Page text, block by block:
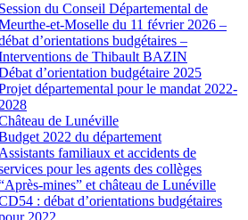
Session du Conseil Départemental de
et-Moselle du 11 février 2026 –
d’orientations budgétaires –
de Thibault BAZIN
d’orientation budgétaire 2025
départemental pour le mandat 2022-
2028
de Lunéville
2022 du département
Assistants familiaux et accidents de
pour les agents des collèges
mines” et château de Lunéville
: débat d’orientations budgétaires
2022